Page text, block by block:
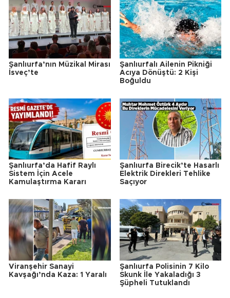
Şanlıurfa’nın Müzikal Mirası
İsveç’te
Şanlıurfalı Ailenin Pikniği
Acıya Dönüştü: 2 Kişi
Boğuldu
Şanlıurfa’da Hafif Raylı
Sistem İçin Acele
Kamulaştırma Kararı
Şanlıurfa Birecik’te Hasarlı
Elektrik Direkleri Tehlike
Saçıyor
Viranşehir Sanayi
Kavşağı’nda Kaza: 1 Yaralı
Şanlıurfa Polisinin 7 Kilo
Skunk İle Yakaladığı 3
Şüpheli Tutuklandı